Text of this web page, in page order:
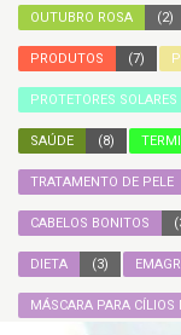
OUTUBRO ROSA (2)
PRODUTOS (7)
PROTETORES SOLARES
SAÚDE (8)
TRATAMENTO DE PELE
CABELOS BONITOS
DIETA (3)
MÁSCARA PARA CÍLIOS